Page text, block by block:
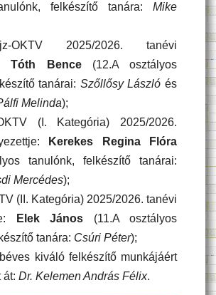
felkészítő tanára: Mike
OKTV 2025/2026. tanévi
Tóth Bence(12.A osztályos
tanárai: Szőllősy Lászlóés
Melinda);
(I. Kategória) 2025/2026.
Kerekes Regina Flóra
tanulónk, felkészítő tanárai:
Mercédes);
(II. Kategória) 2025/2026. tanévi
Elek János (11.A osztályos
tanára: Csúri Péter);
kiváló felkészítő munkájáért
át: Dr. Kelemen András Félix.